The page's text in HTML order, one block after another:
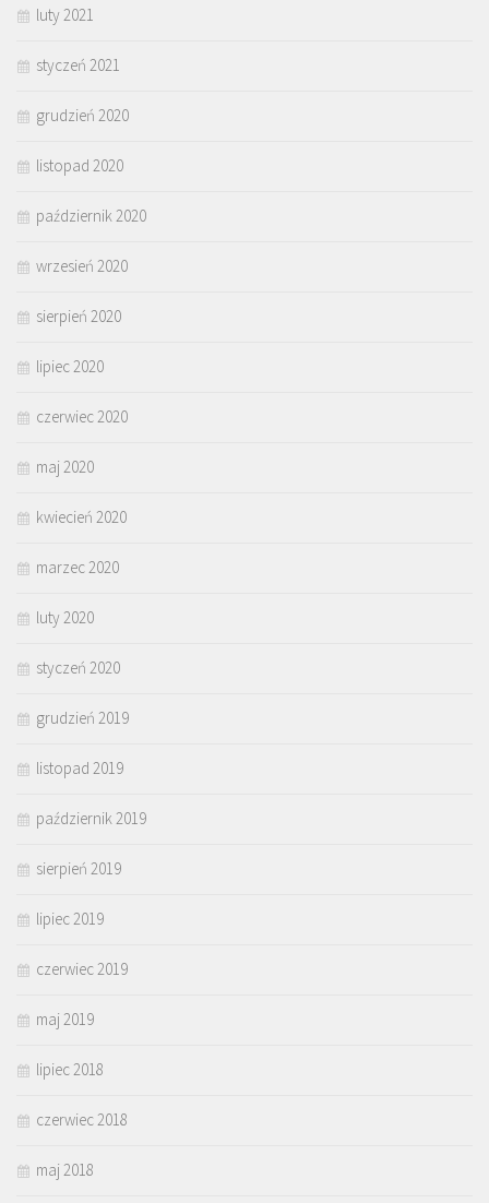
luty 2021
styczeń 2021
grudzień 2020
listopad 2020
październik 2020
wrzesień 2020
sierpień 2020
lipiec 2020
czerwiec 2020
maj 2020
kwiecień 2020
marzec 2020
luty 2020
styczeń 2020
grudzień 2019
listopad 2019
październik 2019
sierpień 2019
lipiec 2019
czerwiec 2019
maj 2019
lipiec 2018
czerwiec 2018
maj 2018